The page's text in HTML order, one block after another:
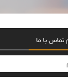
با ما